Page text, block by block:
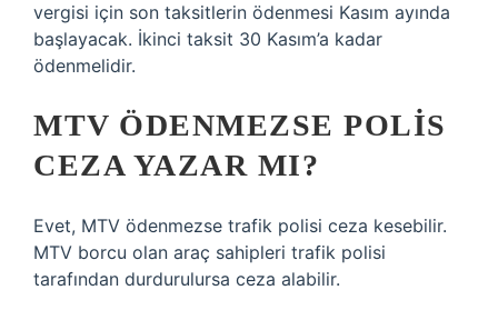
vergisi için son taksitlerin ödenmesi Kasım ayında
başlayacak. İkinci taksit 30 Kasım’a kadar
ödenmelidir.
MTV ÖDENMEZSE POLIS
CEZA YAZAR MI?
Evet, MTV ödenmezse trafik polisi ceza kesebilir.
MTV borcu olan araç sahipleri trafik polisi
tarafından durdurulursa ceza alabilir.